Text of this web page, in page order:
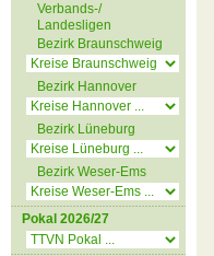
Verbands-/
Landesligen
Bezirk Braunschweig
Bezirk Hannover
Bezirk Lüneburg
Bezirk Weser-Ems
Pokal 2026/27